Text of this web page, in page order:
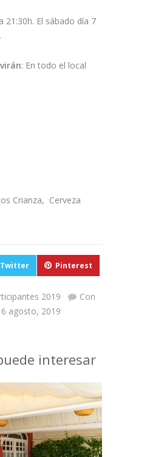
21:30h. El sábado día 7
: En todo el local
Crianza, Cerveza
Twitter Pinterest
2019
Con
agosto, 2019
interesar